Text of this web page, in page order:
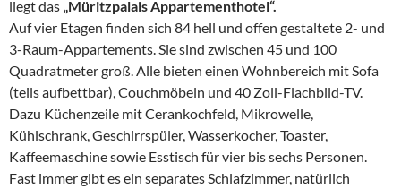
liegt das „Müritzpalais Appartementhotel“.
Auf vier Etagen finden sich 84 hell und offen gestaltete 2- und
3-Raum-Appartements. Sie sind zwischen 45 und 100
Quadratmeter groß. Alle bieten einen Wohnbereich mit Sofa
(teils aufbettbar), Couchmöbeln und 40 Zoll-Flachbild-TV.
Dazu Küchenzeile mit Cerankochfeld, Mikrowelle,
Kühlschrank, Geschirrspüler, Wasserkocher, Toaster,
Kaffeemaschine sowie Esstisch für vier bis sechs Personen.
Fast immer gibt es ein separates Schlafzimmer, natürlich